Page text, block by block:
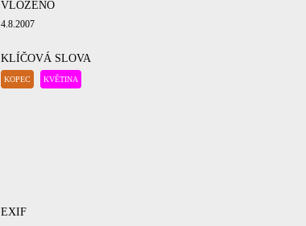
VLOŽENO
4.8.2007
KLÍČOVÁ SLOVA
KOPEC KVĚTINA
EXIF